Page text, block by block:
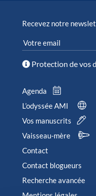
Recevez notre
Protection de vos
Agenda
L’odyssée AMI
Vos manuscrits
Vaisseau-mère
Contact
Contact blogueurs
Recherche avancée